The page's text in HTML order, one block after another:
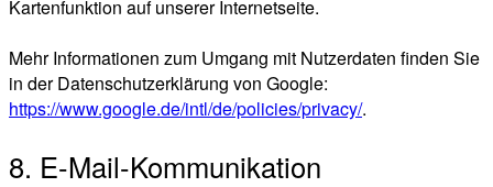
Kartenfunktion auf unserer Internetseite.
Mehr Informationen zum Umgang mit Nutzerdaten finden Sie
in der Datenschutzerklärung von Google:
https://www.google.de/intl/de/policies/privacy/.
8. E-Mail-Kommunikation